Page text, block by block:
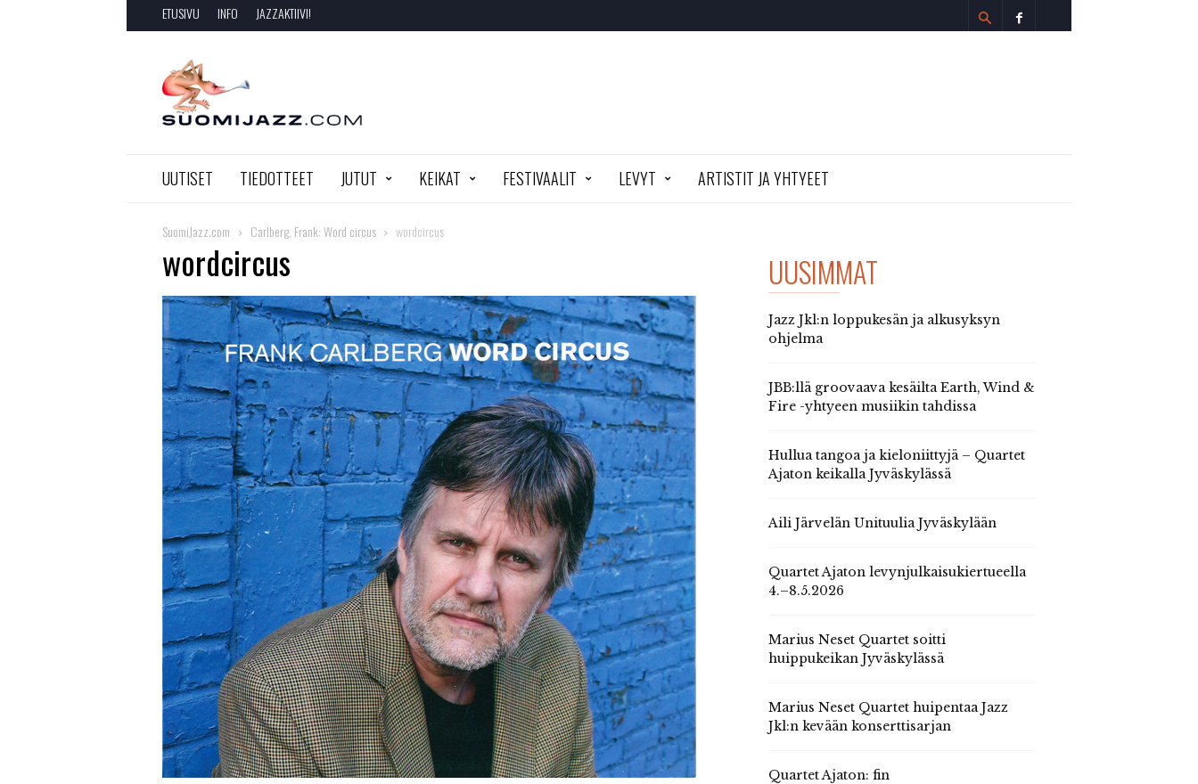
ETUSIVU INFO JAZZAKTIIVI!
SuomiJazz.com
UUTISET TIEDOTTEET JUTUT KEIKAT FESTIVAALIT LEVYT ARTISTIT JA YHTYEET
SuomiJazz.com Carlberg, Frank: Word circus wordcircus
wordcircus UUSIMMAT
Jazz Jkl:n loppukesän ja alkusyksyn
ohjelma
JBB:llä groovaava kesäilta Earth, Wind &
Fire -yhtyeen musiikin tahdissa
Hullua tangoa ja kieloniittyjä – Quartet
Ajaton keikalla Jyväskylässä
Aili Järvelän Unituulia Jyväskylään
Quartet Ajaton levynjulkaisukiertueella
4.–8.5.2026
Marius Neset Quartet soitti
huippukeikan Jyväskylässä
Marius Neset Quartet huipentaa Jazz
Jkl:n kevään konserttisarjan
Quartet Ajaton: fin